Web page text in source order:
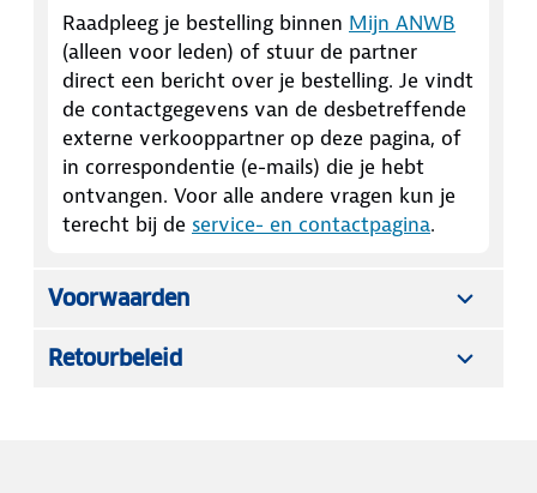
Raadpleeg je bestelling binnen Mijn ANWB
(alleen voor leden) of stuur de partner
direct een bericht over je bestelling. Je vindt
de contactgegevens van de desbetreffende
externe verkooppartner op deze pagina, of
in correspondentie (e-mails) die je hebt
ontvangen. Voor alle andere vragen kun je
terecht bij de service- en contactpagina.
Voorwaarden
Retourbeleid